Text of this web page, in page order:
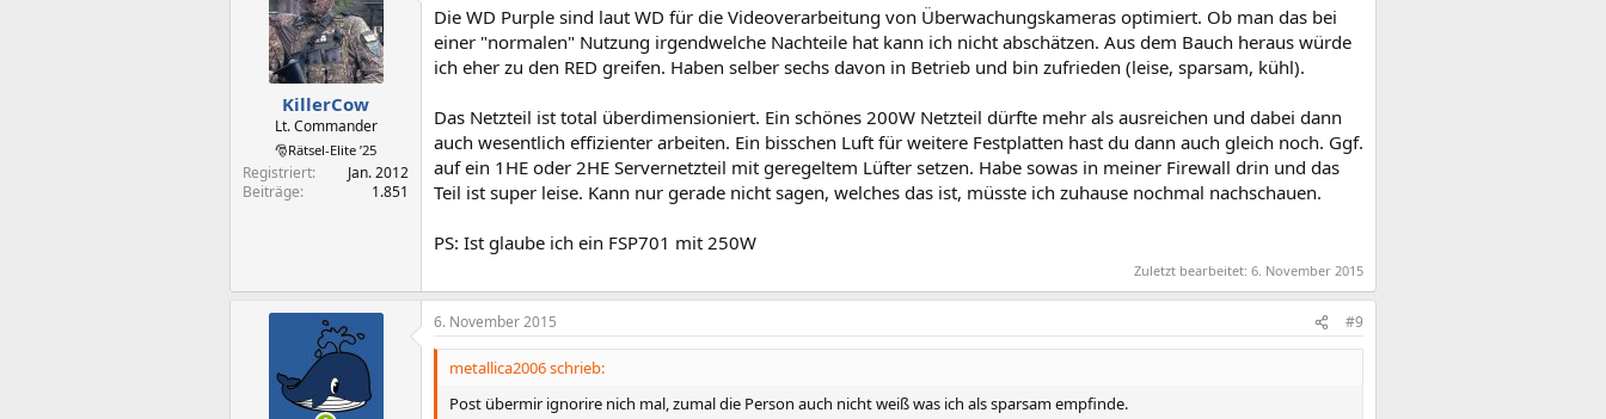
KillerCow
Lt. Commander
🎅Rätsel-Elite ’25
Registriert
Jan. 2012
Beiträge
1.851
Die WD Purple sind laut WD für die Videoverarbeitung von Überwachungskameras optimiert. Ob man das bei
einer "normalen" Nutzung irgendwelche Nachteile hat kann ich nicht abschätzen. Aus dem Bauch heraus würde
ich eher zu den RED greifen. Haben selber sechs davon in Betrieb und bin zufrieden (leise, sparsam, kühl).
Das Netzteil ist total überdimensioniert. Ein schönes 200W Netzteil dürfte mehr als ausreichen und dabei dann
auch wesentlich effizienter arbeiten. Ein bisschen Luft für weitere Festplatten hast du dann auch gleich noch. Ggf.
auf ein 1HE oder 2HE Servernetzteil mit geregeltem Lüfter setzen. Habe sowas in meiner Firewall drin und das
Teil ist super leise. Kann nur gerade nicht sagen, welches das ist, müsste ich zuhause nochmal nachschauen.
PS: Ist glaube ich ein FSP701 mit 250W
Zuletzt bearbeitet: 6. November 2015
6. November 2015 #9
metallica2006 schrieb:
Post übermir ignorire nich mal, zumal die Person auch nicht weiß was ich als sparsam empfinde.